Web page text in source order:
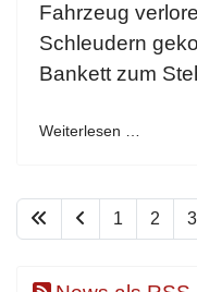
Fahrzeug
Schleudern
Bankett zum
Weiterlesen …
1 2 3